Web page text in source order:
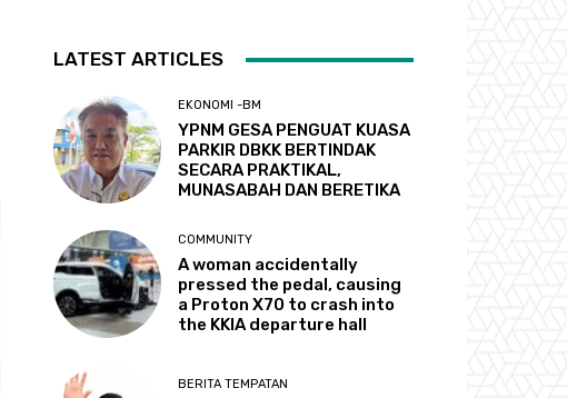
LATEST ARTICLES
EKONOMI -BM
YPNM GESA PENGUAT KUASA
PARKIR DBKK BERTINDAK
SECARA PRAKTIKAL,
MUNASABAH DAN BERETIKA
COMMUNITY
A woman accidentally
pressed the pedal, causing
a Proton X70 to crash into
the KKIA departure hall
BERITA TEMPATAN